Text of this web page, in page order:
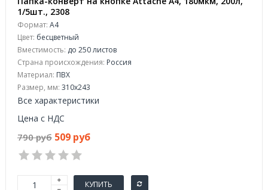
1/5шт., 2308
Формат: А4
Цвет: бесцветный
Вместимость: до 250 листов
Страна происхождения: Россия
Материал: ПВХ
Размер, мм: 310x243
Все характеристики
Цена с НДС
790 руб 509 руб
КУПИТЬ